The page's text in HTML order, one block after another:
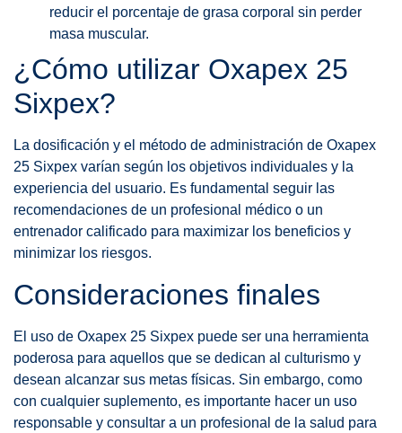
reducir el porcentaje de grasa corporal sin perder
masa muscular.
¿Cómo utilizar Oxapex 25
Sixpex?
La dosificación y el método de administración de Oxapex
25 Sixpex varían según los objetivos individuales y la
experiencia del usuario. Es fundamental seguir las
recomendaciones de un profesional médico o un
entrenador calificado para maximizar los beneficios y
minimizar los riesgos.
Consideraciones finales
El uso de Oxapex 25 Sixpex puede ser una herramienta
poderosa para aquellos que se dedican al culturismo y
desean alcanzar sus metas físicas. Sin embargo, como
con cualquier suplemento, es importante hacer un uso
responsable y consultar a un profesional de la salud para